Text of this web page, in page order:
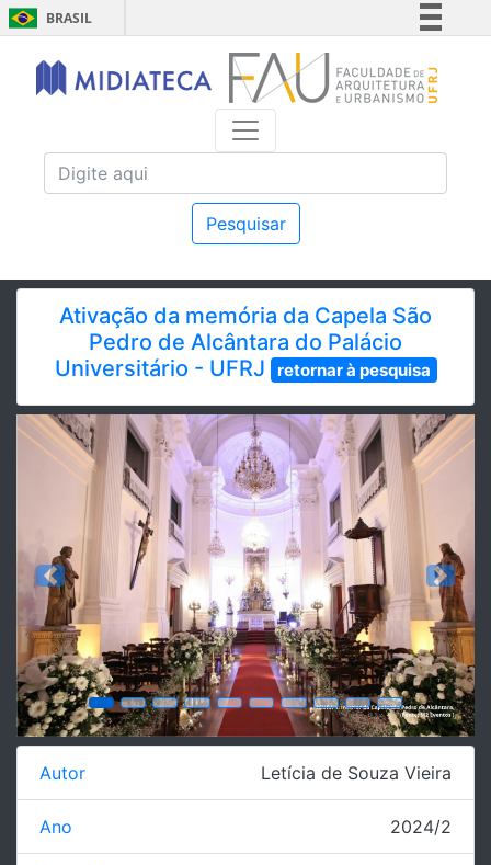
BRASIL
Simplifique!
Comunica BR
Acesso à informação
Pesquisar
Ativação da memória da Capela São
Pedro de Alcântara do Palácio
Universitário - UFRJ
retornar à pesquisa
Previous Next
Autor Letícia de Souza Vieira
Ano 2024/2